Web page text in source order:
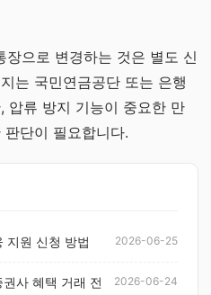
으로 변경하는 것은 별도 신
는 국민연금공단 또는 은행
압류 방지 기능이 중요한 만
단이 필요합니다.
지원 신청 방법 2026-06-25
사 혜택 거래 전
2026-06-24